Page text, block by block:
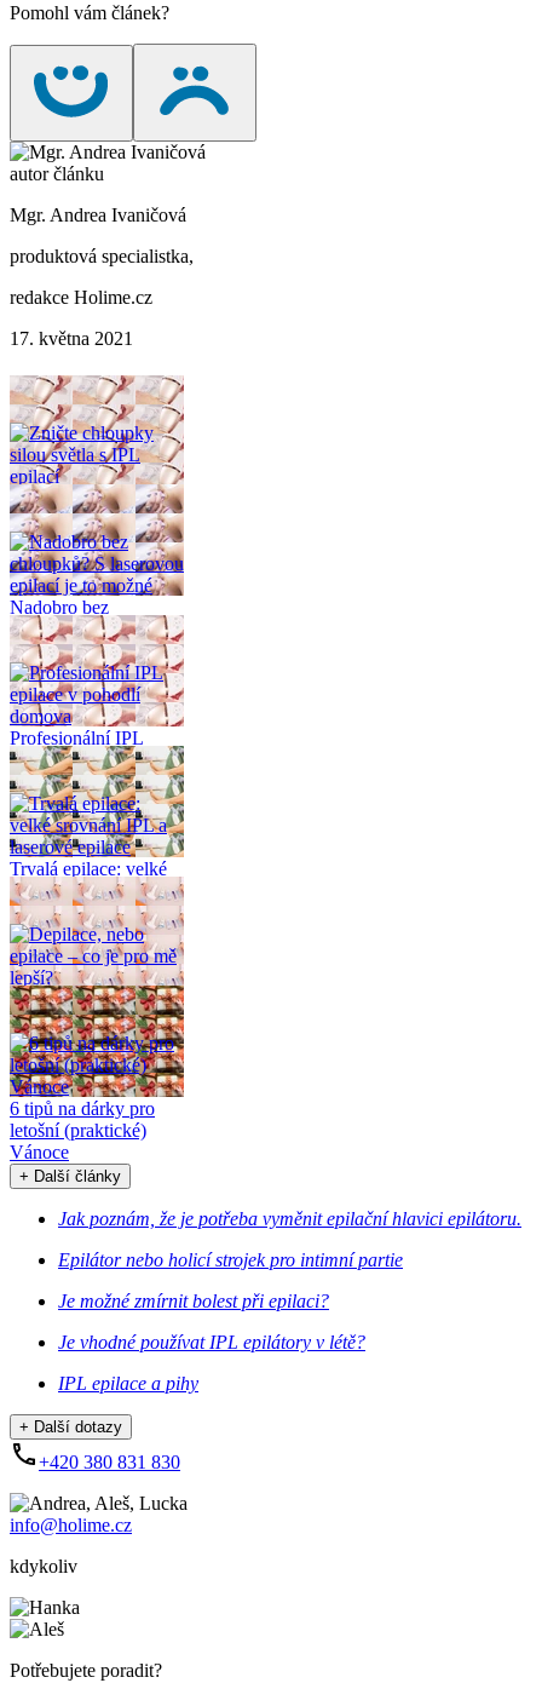
Pomohl vám článek?
autor článku
Mgr. Andrea Ivaničová
produktová specialistka,
redakce Holime.cz
17. května 2021
K tématu
Zničte chloupky silou
světla s IPL epilací
Nadobro bez
chloupků? S laserovou
epilací je to možné
Profesionální IPL
epilace v pohodlí
domova
Trvalá epilace: velké
srovnání IPL a
laserové epilace
Depilace, nebo epilace
– co je pro mě lepší?
6 tipů na dárky pro
letošní (praktické)
Vánoce
+ Další články
Jak poznám, že je potřeba vyměnit epilační hlavici epilátoru.
Epilátor nebo holicí strojek pro intimní partie
Je možné zmírnit bolest při epilaci?
Je vhodné používat IPL epilátory v létě?
IPL epilace a pihy
+ Další dotazy
+420 380 831 830
info@holime.cz
kdykoliv
Potřebujete poradit?